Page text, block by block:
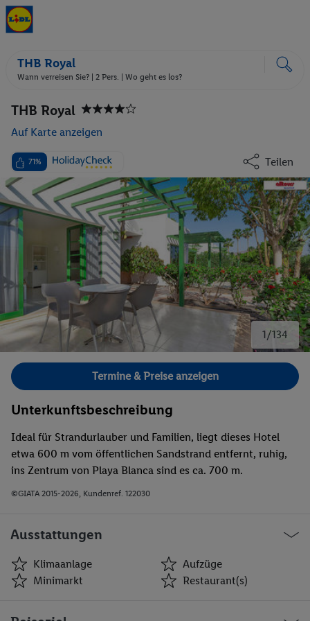
THB Royal
Wann verreisen Sie? | 2 Pers. | Wo geht es los?
THB Royal
Auf Karte anzeigen
71% Teilen
1/134
Bild 1 von 134.
Termine & Preise anzeigen
Unterkunftsbeschreibung
Ideal für Strandurlauber und Familien, liegt dieses Hotel
etwa 600 m vom öffentlichen Sandstrand entfernt, ruhig,
ins Zentrum von Playa Blanca sind es ca. 700 m.
©GIATA 2015-2026, Kundenref. 122030
Ausstattungen
Klimaanlage
Aufzüge
Minimarkt
Restaurant(s)